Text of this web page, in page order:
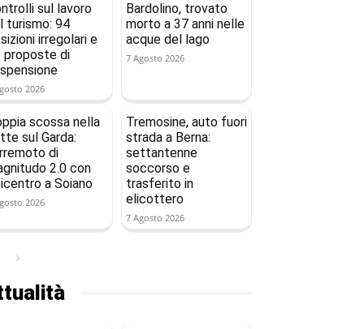
sul lavoro
turismo: 94
irregolari e
proposte di
2026
Bardolino, trovato
morto a 37 anni nelle
acque del lago
7 Agosto 2026
scossa nella
sul Garda:
di
2.0 con
a Soiano
2026
Tremosine, auto fuori
strada a Berna:
settantenne
soccorso e
trasferito in
elicottero
7 Agosto 2026